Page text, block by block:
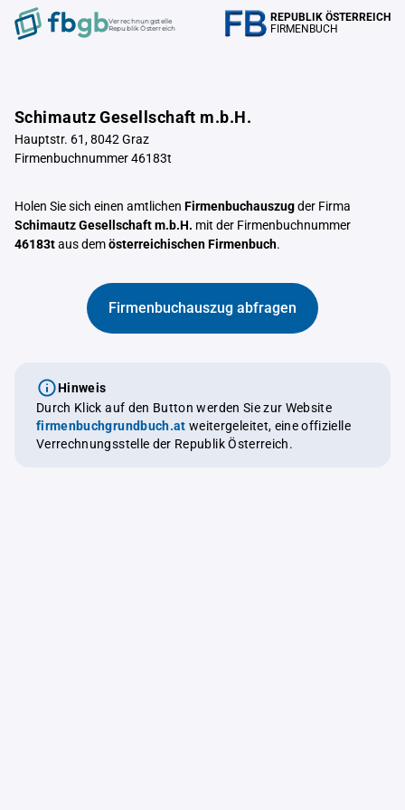
Verrechnungstelle
Republik Österreich
REPUBLIK ÖSTERREICH
FIRMENBUCH
Schimautz Gesellschaft m.b.H.
Hauptstr. 61, 8042 Graz
Firmenbuchnummer 46183t
Holen Sie sich einen amtlichen Firmenbuchauszugder Firma
Schimautz Gesellschaft m.b.H. mit der Firmenbuchnummer
46183taus demösterreichischen Firmenbuch.
Firmenbuchauszug abfragen
Hinweis
Durch Klick auf den Button werden Sie zur Website
firmenbuchgrundbuch.at weitergeleitet, eine offizielle
Verrechnungsstelle der Republik Österreich.